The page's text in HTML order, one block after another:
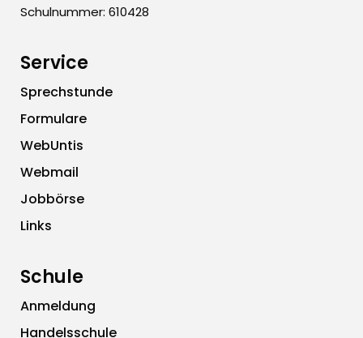
Schulnummer: 610428
Service
Sprechstunde
Formulare
WebUntis
Webmail
Jobbörse
Links
Schule
Anmeldung
Handelsschule